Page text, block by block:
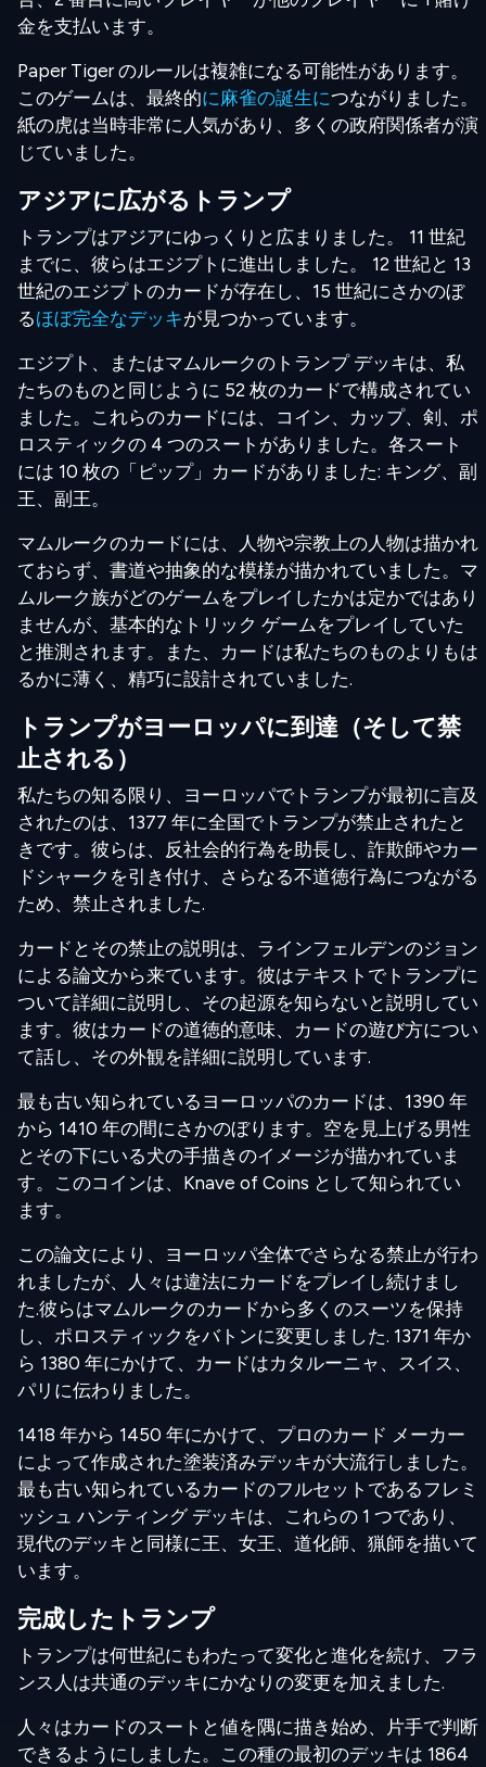
金を支払います。
Paper Tiger のルールは複雑になる可能性があります。
このゲームは、最終的に麻雀の誕生につながりました。
紙の虎は当時非常に人気があり、多くの政府関係者が演
じていました。
アジアに広がるトランプ
トランプはアジアにゆっくりと広まりました。 11 世紀
までに、彼らはエジプトに進出しました。 12 世紀と 13
世紀のエジプトのカードが存在し、15 世紀にさかのぼ
るほぼ完全なデッキが見つかっています。
エジプト、またはマムルークのトランプ デッキは、私
たちのものと同じように 52 枚のカードで構成されてい
ました。これらのカードには、コイン、カップ、剣、ポ
ロスティックの 4 つのスートがありました。各スート
には 10 枚の「ピップ」カードがありました: キング、副
王、副王。
マムルークのカードには、人物や宗教上の人物は描かれ
ておらず、書道や抽象的な模様が描かれていました。マ
ムルーク族がどのゲームをプレイしたかは定かではあり
ませんが、基本的なトリック ゲームをプレイしていた
と推測されます。また、カードは私たちのものよりもは
るかに薄く、精巧に設計されていました.
トランプがヨーロッパに到達（そして禁
止される）
私たちの知る限り、ヨーロッパでトランプが最初に言及
されたのは、1377 年に全国でトランプが禁止されたと
きです。彼らは、反社会的行為を助長し、詐欺師やカー
ドシャークを引き付け、さらなる不道徳行為につながる
ため、禁止されました.
カードとその禁止の説明は、ラインフェルデンのジョン
による論文から来ています。彼はテキストでトランプに
ついて詳細に説明し、その起源を知らないと説明してい
ます。彼はカードの道徳的意味、カードの遊び方につい
て話し、その外観を詳細に説明しています.
最も古い知られているヨーロッパのカードは、1390 年
から 1410 年の間にさかのぼります。空を見上げる男性
とその下にいる犬の手描きのイメージが描かれていま
す。このコインは、Knave of Coins として知られてい
ます。
この論文により、ヨーロッパ全体でさらなる禁止が行わ
れましたが、人々は違法にカードをプレイし続けまし
た.彼らはマムルークのカードから多くのスーツを保持
し、ポロスティックをバトンに変更しました. 1371 年か
ら 1380 年にかけて、カードはカタルーニャ、スイス、
パリに伝わりました。
1418 年から 1450 年にかけて、プロのカード メーカー
によって作成された塗装済みデッキが大流行しました。
最も古い知られているカードのフルセットであるフレミ
ッシュ ハンティング デッキは、これらの 1 つであり、
現代のデッキと同様に王、女王、道化師、猟師を描いて
います。
完成したトランプ
トランプは何世紀にもわたって変化と進化を続け、フラ
ンス人は共通のデッキにかなりの変更を加えました.
人々はカードのスートと値を隅に描き始め、片手で判断
できるようにしました。この種の最初のデッキは 1864